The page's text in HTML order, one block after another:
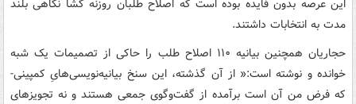
این عرصه بدون فایده بوده است که اصلاح طلبان روزنه گشا نگاهی بلند
مدت به انتخابات داشتند.
حجاریان همچنین بیانیه ۱۱۰ اصلاح طلب را حاکی از تصمیمات یک شبه
خوانده و نوشته است:‌« از آن گذشته، این سنخ‌ بیانیه‌نویسی‌هایِ کمپینی-
که فرض من آن است برآمده از گفت‌وگوی جمعی هستند و نه تجویزهای